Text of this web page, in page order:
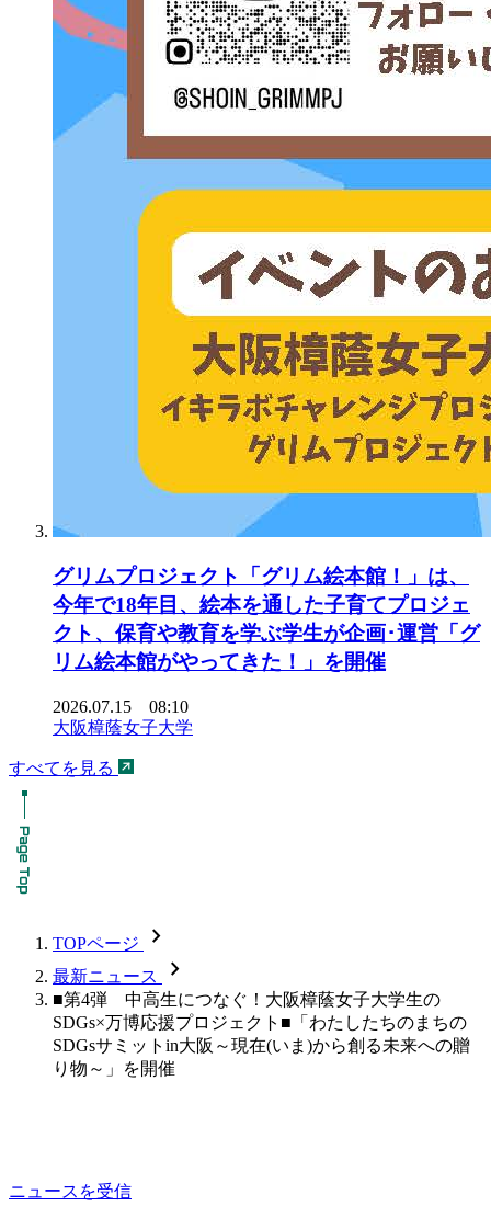
グリムプロジェクト「グリム絵本館！」は、
今年で18年目、絵本を通した子育てプロジェ
クト、保育や教育を学ぶ学生が企画･運営「グ
リム絵本館がやってきた！」を開催
2026.07.15 08:10
大阪樟蔭女子大学
すべてを見る
TOPページ chevron_forward
最新ニュース chevron_forward
■第4弾 中高生につなぐ！大阪樟蔭女子大学生の
SDGs×万博応援プロジェクト■「わたしたちのまちの
SDGsサミットin⼤阪～現在(いま)から創る未来への贈
り物～」を開催
ニュースを受信